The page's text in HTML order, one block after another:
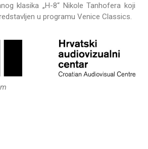
klasika „H-8“ NikoleTanhofera koji
u programu Venice Classics.